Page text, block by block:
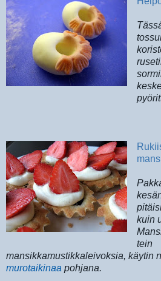
kuin
tein
mansikkamustikkaleivoksia, käytin
murotaikinaa pohjana.